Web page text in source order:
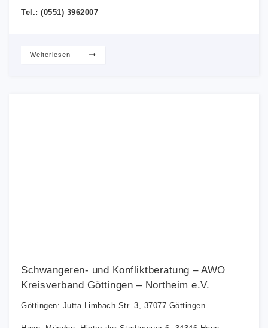
Tel.: (0551) 3962007
Weiterlesen
Schwangeren- und Konfliktberatung – AWO
Kreisverband Göttingen – Northeim e.V.
Göttingen: Jutta Limbach Str. 3, 37077 Göttingen